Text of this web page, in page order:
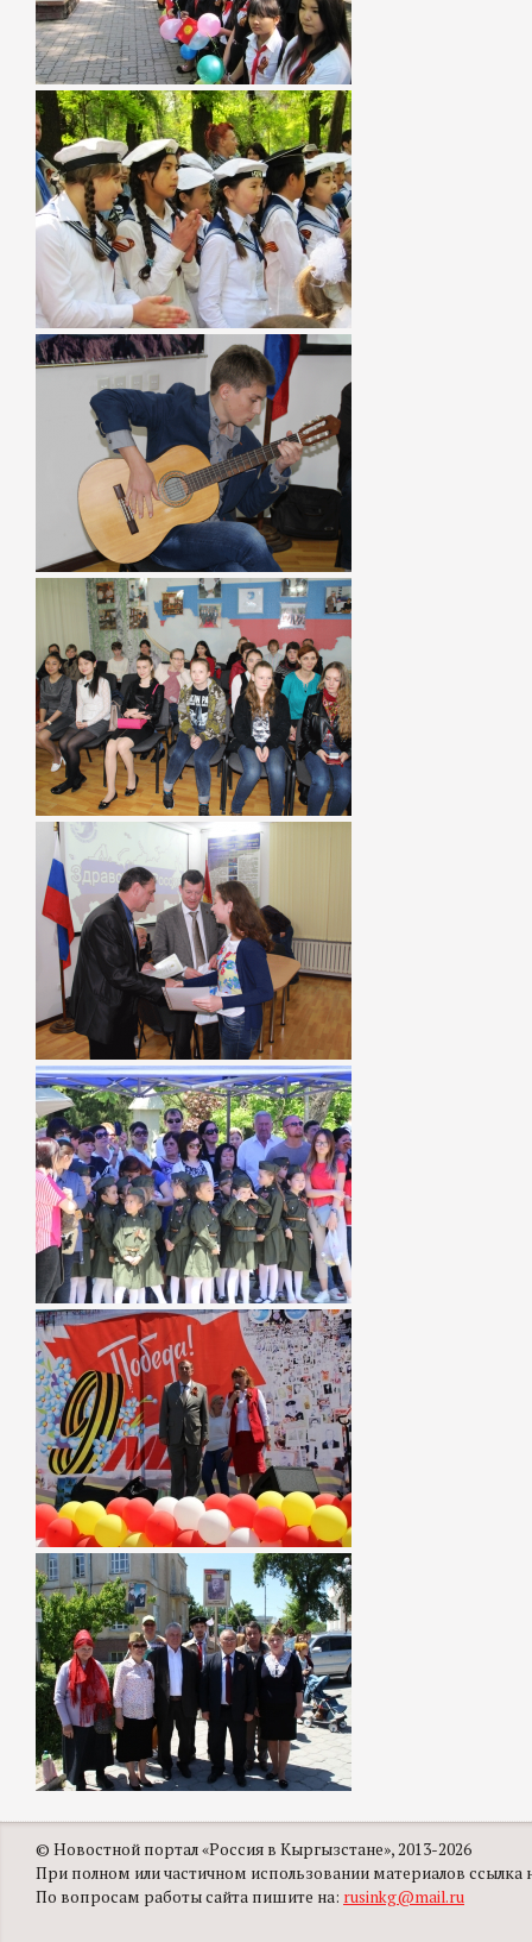
© Новостной портал «Россия в Кыргызстане», 2013-2026
При полном или частичном использовании материалов ссылка
По вопросам работы сайта пишите на: rusinkg@mail.ru